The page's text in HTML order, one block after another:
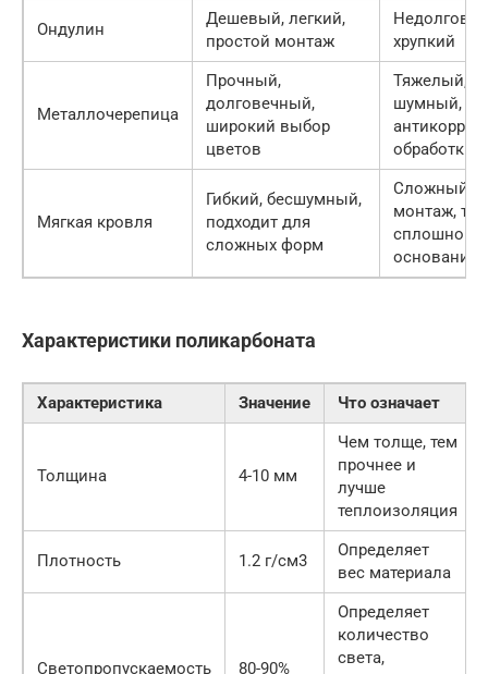
Ондулин
Дешевый, легкий,
простой монтаж
хрупкий
Металлочерепица
Прочный,
долговечный,
широкий выбор
цветов
Тяжелый,
шумный,
обработки
Мягкая кровля
Гибкий, бесшумный,
подходит для
сложных форм
Сложный
монтаж,
сплошного
основания
Характеристики поликарбоната
Характеристика Значение Что означает
Толщина 4-10 мм
Чем толще, тем
прочнее и
лучше
теплоизоляция
Плотность 1.2 г/см3
Определяет
вес материала
Светопропускаемость 80-90%
Определяет
количество
света,